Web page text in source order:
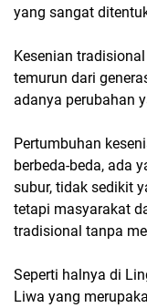
yang sangat
Kesenian
temurun dari
adanya perubahan
Pertumbuhan
berbeda-beda, ada
subur, tidak sedikit
tetapi masyarakat
tradisional tanpa
Seperti halnya di
Liwa yang